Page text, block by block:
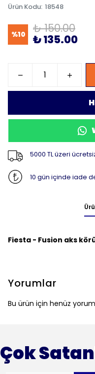
Ürün Kodu: 18548
%10 ₺ 150.00
₺ 135.00
5000 TL üzeri
10 gün içinde iade
Fiesta - Fusion aks
Yorumlar
Bu ürün için henüz yorum
Çok